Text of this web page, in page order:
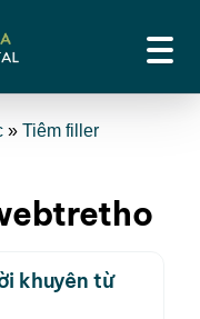
» Tiêm filler
khuyên từ